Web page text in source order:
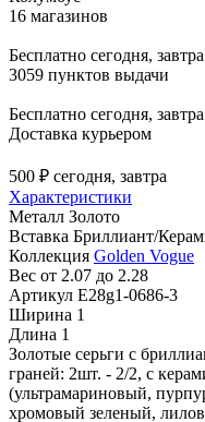
16 магазинов
Бесплатно сегодня, завтра
3059 пунктов выдачи
Бесплатно сегодня, завтра
Доставка курьером
500 ₽ сегодня, завтра
Характеристики
Металл Золото
Вставка Бриллиант/
Коллекция Golden Vogue
Вес от 2.07 до 2.28
Артикул E28g1-0686-3
Ширина 1
Длина 1
Золотые серьги с
граней: 2шт. - 2/2, с
(ультрамариновый,
хромовый зеленый,